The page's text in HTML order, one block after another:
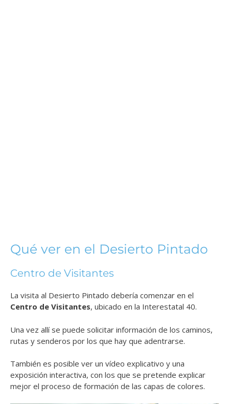
Qué ver en el Desierto Pintado
Centro de Visitantes
La visita al Desierto Pintado debería comenzar en el
Centro de Visitantes, ubicado en la Interestatal 40.
Una vez allí se puede solicitar información de los caminos,
rutas y senderos por los que hay que adentrarse.
También es posible ver un vídeo explicativo y una
exposición interactiva, con los que se pretende explicar
mejor el proceso de formación de las capas de colores.